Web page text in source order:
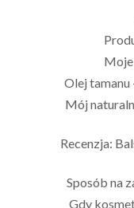
Moje
Olej
Mój
Recenzja:
Sposób na
Gdy